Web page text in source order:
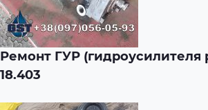
Ремонт ГУР (гидроусилителя
18.403